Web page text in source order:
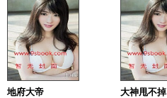
地府大帝
大神甩不掉